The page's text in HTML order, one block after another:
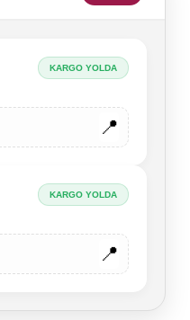
KARGO YOLDA
📍
KARGO YOLDA
📍